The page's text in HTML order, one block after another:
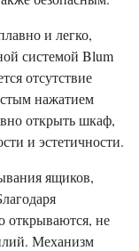
и легко,
системой Blum
отсутствие
нажатием
открыть шкаф,
и эстетичности.
ящиков,
открываются, не
Механизм